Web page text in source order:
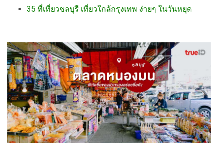
35 ที่เที่ยวชลบุรี เที่ยวใกล้กรุงเทพ ง่ายๆ ในวันหยุด